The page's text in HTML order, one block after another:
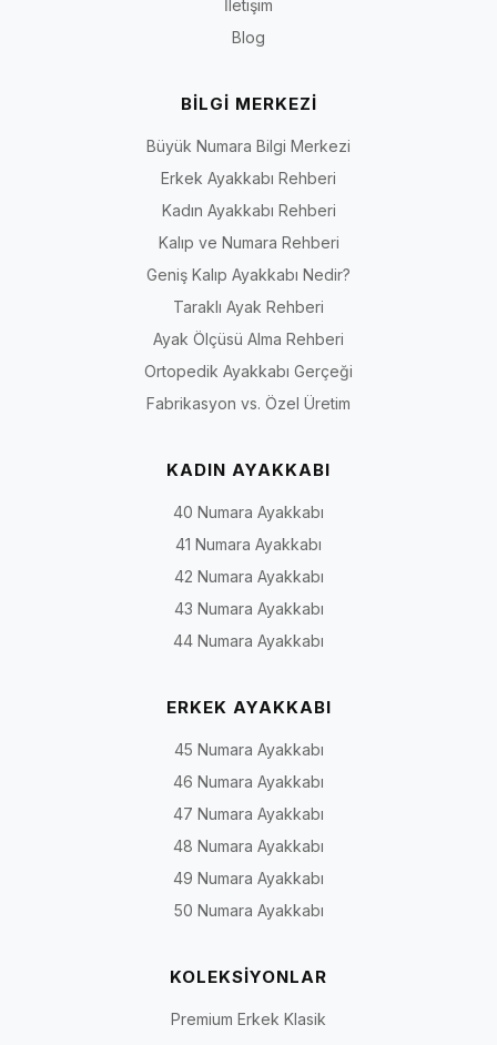
İletişim
Blog
BİLGİ MERKEZİ
Büyük Numara Bilgi Merkezi
Erkek Ayakkabı Rehberi
Kadın Ayakkabı Rehberi
Kalıp ve Numara Rehberi
Geniş Kalıp Ayakkabı Nedir?
Taraklı Ayak Rehberi
Ayak Ölçüsü Alma Rehberi
Ortopedik Ayakkabı Gerçeği
Fabrikasyon vs. Özel Üretim
KADIN AYAKKABI
40 Numara Ayakkabı
41 Numara Ayakkabı
42 Numara Ayakkabı
43 Numara Ayakkabı
44 Numara Ayakkabı
ERKEK AYAKKABI
45 Numara Ayakkabı
46 Numara Ayakkabı
47 Numara Ayakkabı
48 Numara Ayakkabı
49 Numara Ayakkabı
50 Numara Ayakkabı
KOLEKSİYONLAR
Premium Erkek Klasik